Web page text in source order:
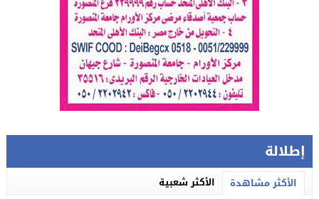
إطلالة
الأكثر مشاهدة الأكثر شعبية